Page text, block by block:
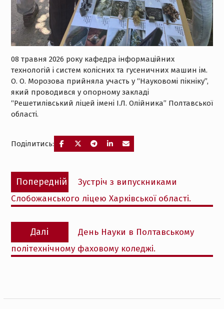
08 травня 2026 року кафедра інформаційних
технологій і систем колісних та гусеничних машин ім.
О. О. Морозова прийняла участь у “Науковомі пікніку”,
який проводився у опорному закладі
“Решетилівський ліцей імені І.Л. Олійника” Полтавської
області.
Поділитись:
Навігація
записів
Попередній
Попередній
запис:
Зустріч з випускниками
Слобожанського ліцею Харківської області.
Далі
Наступний
запис:
День Науки в Полтавському
політехнічному фаховому коледжі.